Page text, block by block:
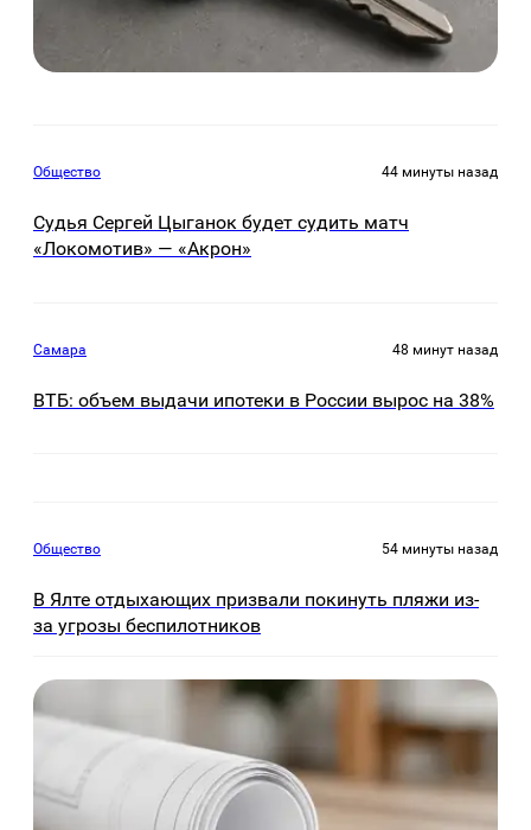
Общество 44 минуты назад
Судья Сергей Цыганок будет судить матч
«Локомотив» — «Акрон»
Самара 48 минут назад
ВТБ: объем выдачи ипотеки в России вырос на 38%
Общество 54 минуты назад
В Ялте отдыхающих призвали покинуть пляжи из-
за угрозы беспилотников